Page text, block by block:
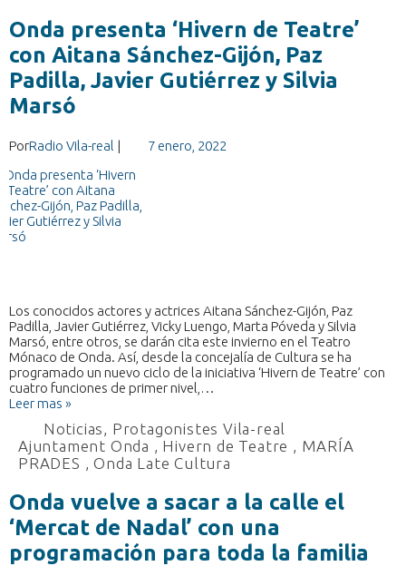
Onda presenta ‘Hivern de Teatre’
con Aitana Sánchez-Gijón, Paz
Padilla, Javier Gutiérrez y Silvia
Marsó
PorRadio Vila-real | 7 enero, 2022
Los conocidos actores y actrices Aitana Sánchez-Gijón, Paz
Padilla, Javier Gutiérrez, Vicky Luengo, Marta Póveda y Silvia
Marsó, entre otros, se darán cita este invierno en el Teatro
Mónaco de Onda. Así, desde la concejalía de Cultura se ha
programado un nuevo ciclo de la iniciativa ‘Hivern de Teatre’ con
cuatro funciones de primer nivel,…
Leer mas »
Noticias, Protagonistes Vila-real
Ajuntament Onda , Hivern de Teatre , MARÍA
PRADES ,Onda Late Cultura
Onda vuelve a sacar a la calle el
‘Mercat de Nadal’ con una
programación para toda la familia